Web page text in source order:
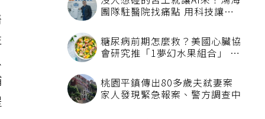
沒人想碰的苦工就讓AI來！鴻海
團隊駐醫院找痛點 用科技讓醫
糖尿病前期怎麼救？美國心臟協
會研究推「1夢幻水果組合」 酪
桃園平鎮傳出80多歲夫弒妻案
家人發現緊急報案、警方調查中